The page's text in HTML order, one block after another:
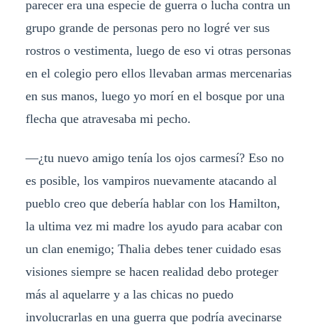
parecer era una especie de guerra o lucha contra un
grupo grande de personas pero no logré ver sus
rostros o vestimenta, luego de eso vi otras personas
en el colegio pero ellos llevaban armas mercenarias
en sus manos, luego yo morí en el bosque por una
flecha que atravesaba mi pecho.
—¿tu nuevo amigo tenía los ojos carmesí? Eso no
es posible, los vampiros nuevamente atacando al
pueblo creo que debería hablar con los Hamilton,
la ultima vez mi madre los ayudo para acabar con
un clan enemigo; Thalia debes tener cuidado esas
visiones siempre se hacen realidad debo proteger
más al aquelarre y a las chicas no puedo
involucrarlas en una guerra que podría avecinarse